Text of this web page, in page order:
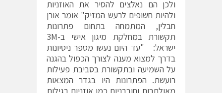
ולכן הם נאלצים להסיר את האוזניות
ולהיות חשופים לרעש המזיק" אומר אורן
חבלין, המתמחה בתחום פתרונות
תקשורת במחלקת מיגון אישי ב-3M
ישראל: "עד היום נעשו מספר ניסיונות
בדרך למצוא מענה לצורך הכפול בהגנה
על השמיעה ובתקשורת בסביבת פעילות
רועשת. הפתרונות היו בגדר המצאות
מאולתרות וחובבניות כמו אוזניות רגילות